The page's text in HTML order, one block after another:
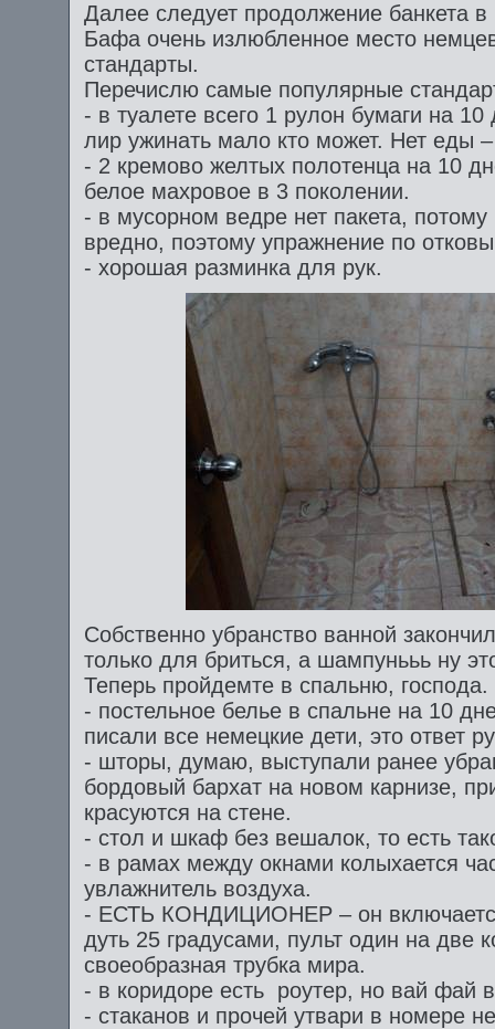
Далее следует продолжение банкета
Бафа очень излюбленное место
стандарты.
Перечислю самые популярные
- в туалете всего 1 рулон бумаги на
лир ужинать мало кто может. Нет еды
- 2 кремово желтых полотенца на 10
белое махровое в 3 поколении.
- в мусорном ведре нет пакета,
вредно, поэтому упражнение по
- хорошая разминка для рук.
Собственно убранство ванной
только для бриться, а шампунььь ну
Теперь пройдемте в спальню, господа.
- постельное белье в спальне на 10
писали все немецкие дети, это ответ
- шторы, думаю, выступали ранее
бордовый бархат на новом карнизе,
красуются на стене.
- стол и шкаф без вешалок, то есть
- в рамах между окнами колыхается
увлажнитель воздуха.
- ЕСТЬ КОНДИЦИОНЕР – он
дуть 25 градусами, пульт один на две
своеобразная трубка мира.
- в коридоре есть роутер, но вай фай
- стаканов и прочей утвари в номере